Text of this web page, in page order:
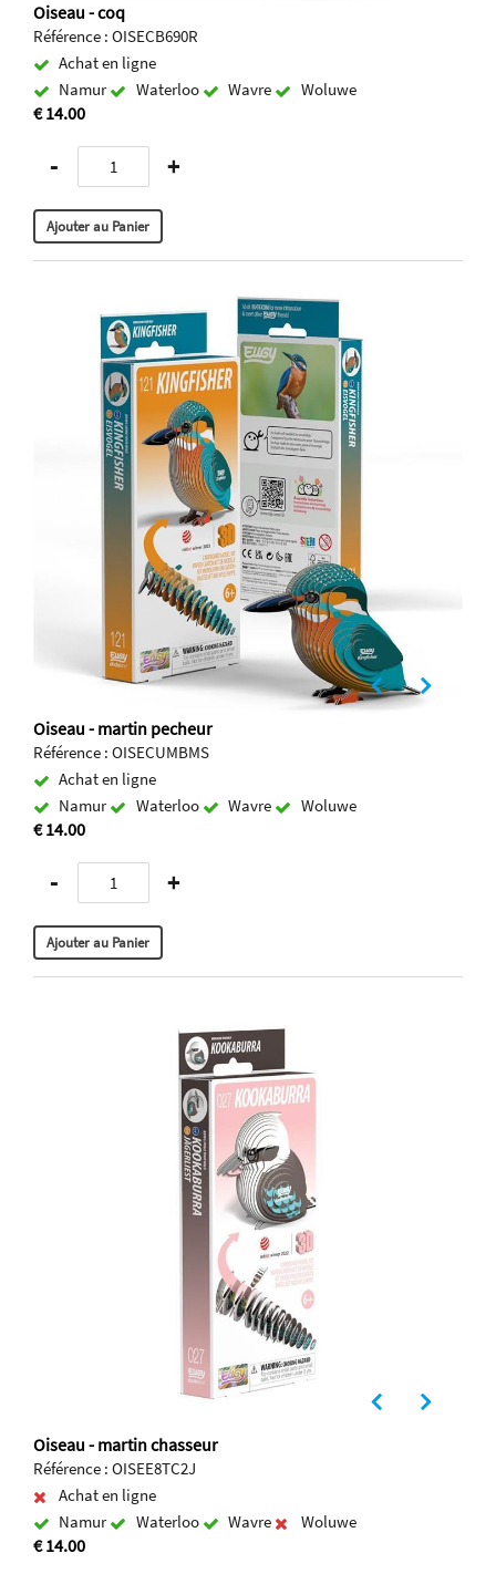
Oiseau - coq
Référence : OISECB690R
Achat en ligne
Namur
Waterloo Wavre Woluwe
€ 14.00
- +
Oiseau - martin pecheur
Référence : OISECUMBMS
Achat en ligne
Namur
Waterloo Wavre Woluwe
€ 14.00
- +
Oiseau - martin chasseur
Référence : OISEE8TC2J
Achat en ligne
Namur
Waterloo Wavre Woluwe
€ 14.00